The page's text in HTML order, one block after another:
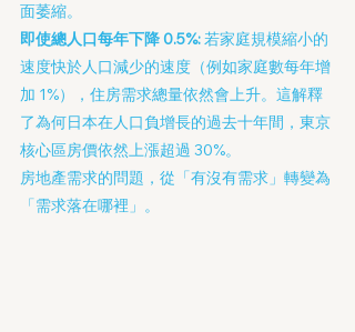
面萎縮。
即使總人口每年下降 0.5%: 若家庭規模縮小的
速度快於人口減少的速度（例如家庭數每年增
加 1%），住房需求總量依然會上升。這解釋
了為何日本在人口負增長的過去十年間，東京
核心區房價依然上漲超過 30%。
房地產需求的問題，從「有沒有需求」轉變為
「需求落在哪裡」。